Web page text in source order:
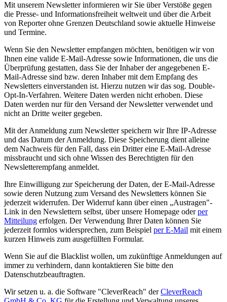
Mit unserem Newsletter informieren wir Sie über Verstöße gegen
die Presse- und Informationsfreiheit weltweit und über die Arbeit
von Reporter ohne Grenzen Deutschland sowie aktuelle Hinweise
und Termine.
Wenn Sie den Newsletter empfangen möchten, benötigen wir von
Ihnen eine valide E-Mail-Adresse sowie Informationen, die uns die
Überprüfung gestatten, dass Sie der Inhaber der angegebenen E-
Mail-Adresse sind bzw. deren Inhaber mit dem Empfang des
Newsletters einverstanden ist. Hierzu nutzen wir das sog. Double-
Opt-In-Verfahren. Weitere Daten werden nicht erhoben. Diese
Daten werden nur für den Versand der Newsletter verwendet und
nicht an Dritte weiter gegeben.
Mit der Anmeldung zum Newsletter speichern wir Ihre IP-Adresse
und das Datum der Anmeldung. Diese Speicherung dient alleine
dem Nachweis für den Fall, dass ein Dritter eine E-Mail-Adresse
missbraucht und sich ohne Wissen des Berechtigten für den
Newsletterempfang anmeldet.
Ihre Einwilligung zur Speicherung der Daten, der E-Mail-Adresse
sowie deren Nutzung zum Versand des Newsletters können Sie
jederzeit widerrufen. Der Widerruf kann über einen „Austragen"-
Link in den Newslettern selbst, über unsere Homepage oderper
Mitteilung erfolgen. Der Verwendung Ihrer Daten können Sie
jederzeit formlos widersprechen, zum Beispiel per E-Mail mit einem
kurzen Hinweis zum ausgefüllten Formular.
Wenn Sie auf die Blacklist wollen, um zukünftige Anmeldungen auf
immer zu verhindern, dann kontaktieren Sie bitte den
Datenschutzbeauftragten.
Wir setzen u. a. die Software "CleverReach" derCleverReach